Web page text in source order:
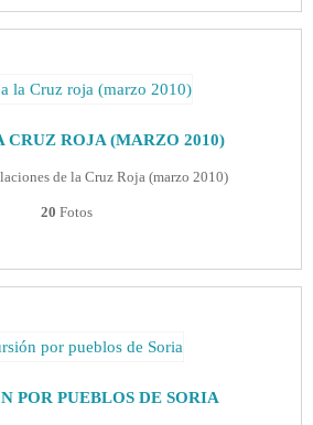
CRUZ ROJA (MARZO 2010)
de la Cruz Roja (marzo 2010)
20 Fotos
POR PUEBLOS DE SORIA